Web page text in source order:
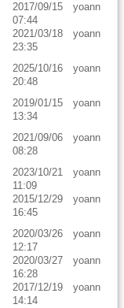
2017/09/15
07:44
yoann
2021/03/18
23:35
yoann
2025/10/16
20:48
yoann
2019/01/15
13:34
yoann
2021/09/06
08:28
yoann
2023/10/21
11:09
yoann
2015/12/29
16:45
yoann
2020/03/26
12:17
yoann
2020/03/27
16:28
yoann
2017/12/19
14:14
yoann